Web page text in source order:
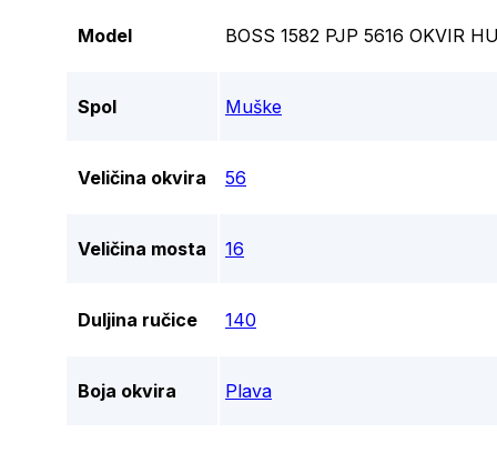
Model BOSS 1582 PJP 5616 OKVIR
Spol Muške
Veličina okvira 56
Veličina mosta 16
Duljina ručice 140
Boja okvira Plava